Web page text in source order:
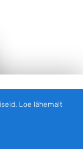
Loe lähemalt